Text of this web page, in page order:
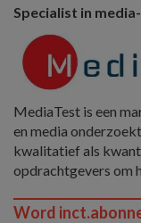
Specialist in
MediaTest is een
en media
kwalitatief als
opdrachtgevers om
Word